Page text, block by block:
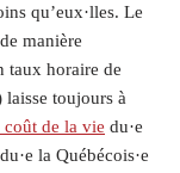
qu’eux·lles. Le
manière
taux horaire de
toujours à
coût de la vie du·e
la Québécois·e